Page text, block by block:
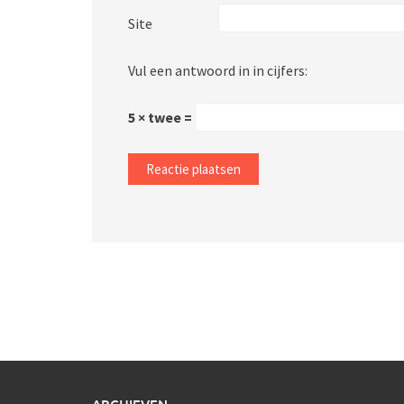
Site
Vul een antwoord in in cijfers:
5 × twee =